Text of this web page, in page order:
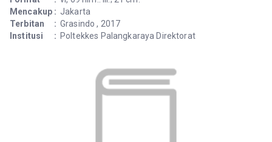
Mencakup : Jakarta
Terbitan
: Grasindo , 2017
Institusi
: Poltekkes Palangkaraya Direktorat